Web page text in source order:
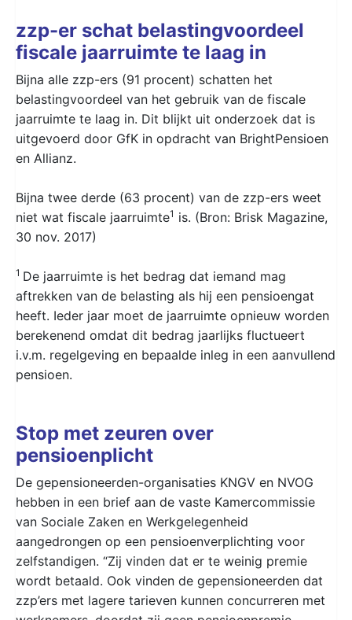
zzp-er schat belastingvoordeel
fiscale jaarruimte te laag in
Bijna alle zzp-ers (91 procent) schatten het
belastingvoordeel van het gebruik van de fiscale
jaarruimte te laag in. Dit blijkt uit onderzoek dat is
uitgevoerd door GfK in opdracht van BrightPensioen
en Allianz.
Bijna twee derde (63 procent) van de zzp-ers weet
niet wat fiscale jaarruimte1 is. (Bron: Brisk Magazine,
30 nov. 2017)
1 De jaarruimte is het bedrag dat iemand mag
aftrekken van de belasting als hij een pensioengat
heeft. Ieder jaar moet de jaarruimte opnieuw worden
berekenend omdat dit bedrag jaarlijks fluctueert
i.v.m. regelgeving en bepaalde inleg in een aanvullend
pensioen.
Stop met zeuren over
pensioenplicht
De gepensioneerden-organisaties KNGV en NVOG
hebben in een brief aan de vaste Kamercommissie
van Sociale Zaken en Werkgelegenheid
aangedrongen op een pensioenverplichting voor
zelfstandigen. “Zij vinden dat er te weinig premie
wordt betaald. Ook vinden de gepensioneerden dat
zzp’ers met lagere tarieven kunnen concurreren met